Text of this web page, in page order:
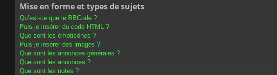
Mise en forme et types de sujets
Qu’est-ce que le BBCode ?
Puis-je insérer du code HTML ?
Que sont les émoticônes ?
Puis-je insérer des images ?
Que sont les annonces générales ?
Que sont les annonces ?
Que sont les notes ?